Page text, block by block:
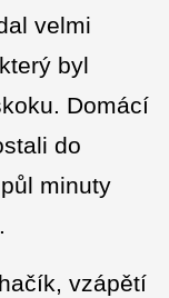
velmi
byl
Domácí
do
minuty
vzápětí